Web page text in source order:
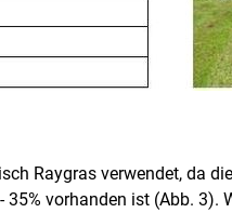
Raygras verwendet, da
35% vorhanden ist (Abb. 3).